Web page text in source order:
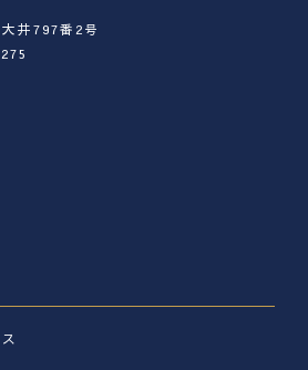
井797番2号